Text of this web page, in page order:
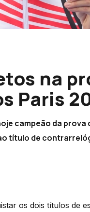
na
Paris
campeão da
título de
os dois títulos de